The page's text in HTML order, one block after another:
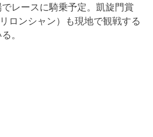
レースに騎乗予定。凱旋門賞
ロンシャン）も現地で観戦する
。